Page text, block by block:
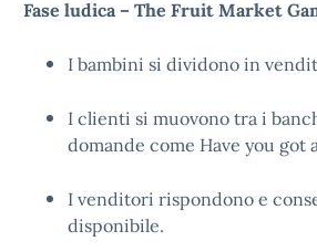
Fase ludica – The Fruit Market
I bambini si dividono in
I clienti si muovono tra i
domande come Have you got
I venditori rispondono e
disponibile.